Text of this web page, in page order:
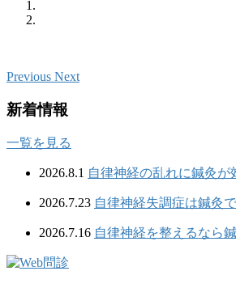
Previous Next
新着情報
一覧を見る
2026.8.1 自律神経の乱れに鍼灸
2026.7.23 自律神経失調症は鍼灸
2026.7.16 自律神経を整えるなら